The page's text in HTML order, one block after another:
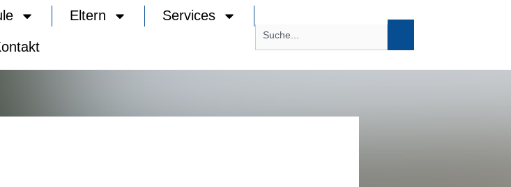
Eltern Services